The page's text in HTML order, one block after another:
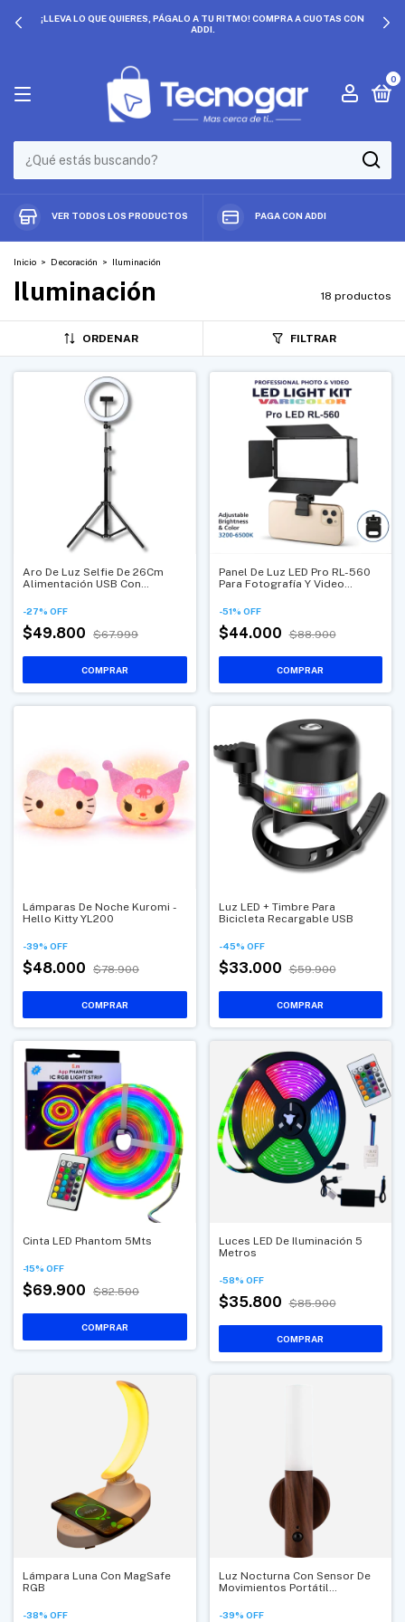
PRECIOS QUE NO SE REPITEN. ¡APROVECHA DESCUENTOS
0
VER TODOS LOS PRODUCTOS PAGA CON ADDI
Inicio > Decoración > Iluminación
Iluminación 18 productos
ORDENAR FILTRAR
Aro De Luz Selfie De 26Cm
Alimentación USB Con
Teléfono
-27% OFF
$49.800 $67.999
Panel De Luz LED Pro RL-560
Para Fotografía Y Video
Intensidad Y Temperatura
-51% OFF
$44.000 $88.900
Lámparas De Noche Kuromi -
Hello Kitty YL200
-39% OFF
$48.000 $78.900
COMPRAR
Luz LED + Timbre Para
Bicicleta Recargable USB
-45% OFF
$33.000 $59.900
Cinta LED Phantom 5Mts
-15% OFF
$69.900 $82.500
Luces LED De Iluminación 5
Metros
-58% OFF
$35.800 $85.900
Lámpara Luna Con MagSafe
RGB
-38% OFF
Luz Nocturna Con Sensor De
Movimientos Portátil
-39% OFF